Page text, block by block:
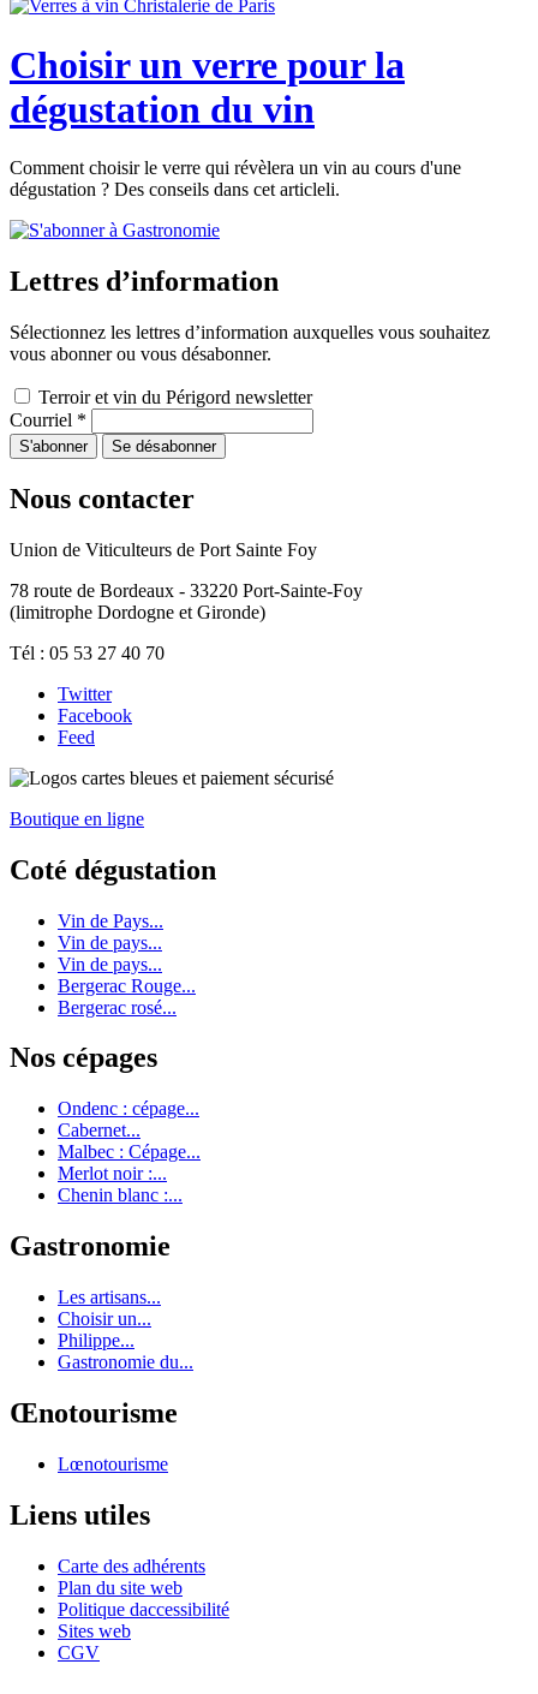
Choisir un verre pour la
dégustation du vin
Comment choisir le verre qui révèlera un vin au cours d'une
dégustation ? Des conseils dans cet articleli.
Lettres d’information
Sélectionnez les lettres d’information auxquelles vous souhaitez
vous abonner ou vous désabonner.
Terroir et vin du Périgord newsletter
Courriel *
Nous contacter
Union de Viticulteurs de Port Sainte Foy
78 route de Bordeaux - 33220 Port-Sainte-Foy
(limitrophe Dordogne et Gironde)
Tél : 05 53 27 40 70
Twitter
Facebook
Feed
Boutique en ligne
Coté dégustation
Vin de Pays...
Vin de pays...
Vin de pays...
Bergerac Rouge...
Bergerac rosé...
Nos cépages
Ondenc : cépage...
Cabernet...
Malbec : Cépage...
Merlot noir :...
Chenin blanc :...
Gastronomie
Les artisans...
Choisir un...
Philippe...
Gastronomie du...
Œnotourisme
Lœnotourisme
Liens utiles
Carte des adhérents
Plan du site web
Politique daccessibilité
Sites web
CGV